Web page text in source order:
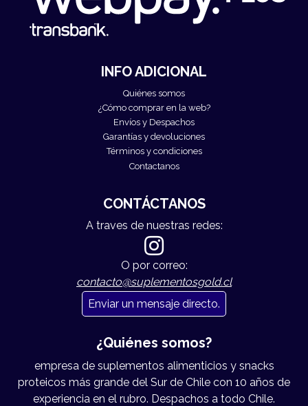
INFO ADICIONAL
Quiénes somos
¿Cómo comprar en la web?
Envíos y Despachos
Garantías y devoluciones
Términos y condiciones
Contactanos
CONTÁCTANOS
A traves de nuestras redes:
O por correo:
contacto@suplementosgold.cl
Enviar un mensaje directo.
¿Quiénes somos?
empresa de suplementos alimenticios y snacks
proteicos más grande del Sur de Chile con 10 años de
experiencia en el rubro. Despachos a todo Chile.